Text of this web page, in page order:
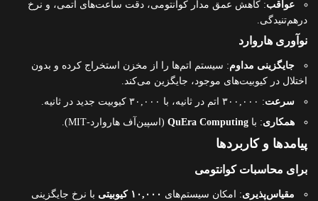
عواقب: کاهش عمق مدار کوانتومی، دقت ساعت‌های اتمی، و نرخ
درهم‌تنیدگی.
نوآوری هاروارد
جایگزینی مداوم: سیستم اتم‌ها را از مخزن استخراج کرده و بدون
اختلال در کیوبیت‌های موجود، جایگزین می‌کند.
سرعت: ۳۰۰,۰۰۰ اتم در ثانیه، با ۳۰,۰۰۰ کیوبیت جدید در ثانیه.
همکاری: باQuEra Computing (اسپین‌آف هاروارد-MIT).
پیامدها و کاربردها
برای محاسبات کوانتومی
مقیاس‌پذیری: امکان سیستم‌های ۱۰,۰۰۰ کیوبیتی
با نرخ جایگزینی